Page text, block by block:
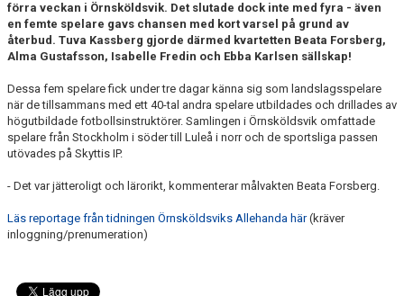
förra veckan i Örnsköldsvik. Det slutade dock inte med fyra - även
en femte spelare gavs chansen med kort varsel på grund av
återbud. Tuva Kassberg gjorde därmed kvartetten Beata Forsberg,
Alma Gustafsson, Isabelle Fredin och Ebba Karlsen sällskap!
Dessa fem spelare fick under tre dagar känna sig som landslagsspelare
när de tillsammans med ett 40-tal andra spelare utbildades och drillades av
högutbildade fotbollsinstruktörer. Samlingen i Örnsköldsvik omfattade
spelare från Stockholm i söder till Luleå i norr och de sportsliga passen
utövades på Skyttis IP.
- Det var jätteroligt och lärorikt, kommenterar målvakten Beata Forsberg.
Läs reportage från tidningen Örnsköldsviks Allehanda här(kräver
inloggning/prenumeration)